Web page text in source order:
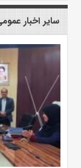
سایر اخبار